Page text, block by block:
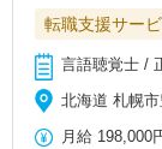
転職支援サー
言語聴覚士 /
北海道 札幌
月給 198,000